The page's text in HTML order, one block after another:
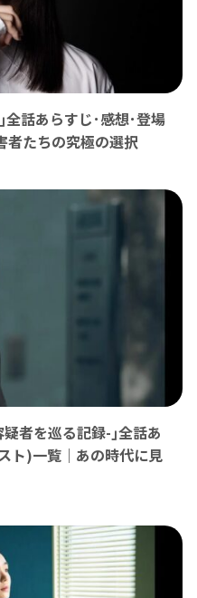
話あらすじ･感想･登場
者たちの究極の選択
者を巡る記録-｣全話あ
ト)一覧｜あの時代に見